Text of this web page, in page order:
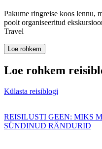
Pakume ringreise koos lennu,
poolt organiseeritud
Travel
Loe rohkem
Loe rohkem
Külasta reisiblogi
REISILUSTI GEEN: MIKS
SÜNDINUD RÄNDURID